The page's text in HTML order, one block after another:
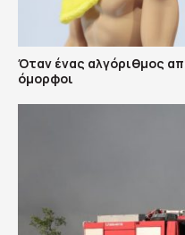
Όταν ένας αλγόριθμος
όμορφοι